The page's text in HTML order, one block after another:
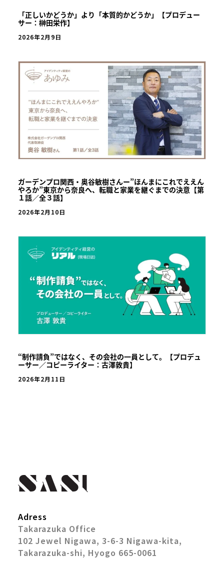
「正しいかどうか」より「本質的かどうか」【プロデュー
サー：榊田栄作】
2026年2月9日
ガーデンプロ関西・奥谷敏樹さんー”ほんまにこれでええん
やろか”東京から奈良へ、転職と家業を継ぐまでの決意【第
１話／全３話】
2026年2月10日
“制作請負”ではなく、その会社の一員として。【プロデュ
ーサー／コピーライター：古澤敦貴】
2026年2月11日
Adress
Takarazuka Office
102 Jewel Nigawa, 3-6-3 Nigawa-kita,
Takarazuka-shi, Hyogo 665-0061